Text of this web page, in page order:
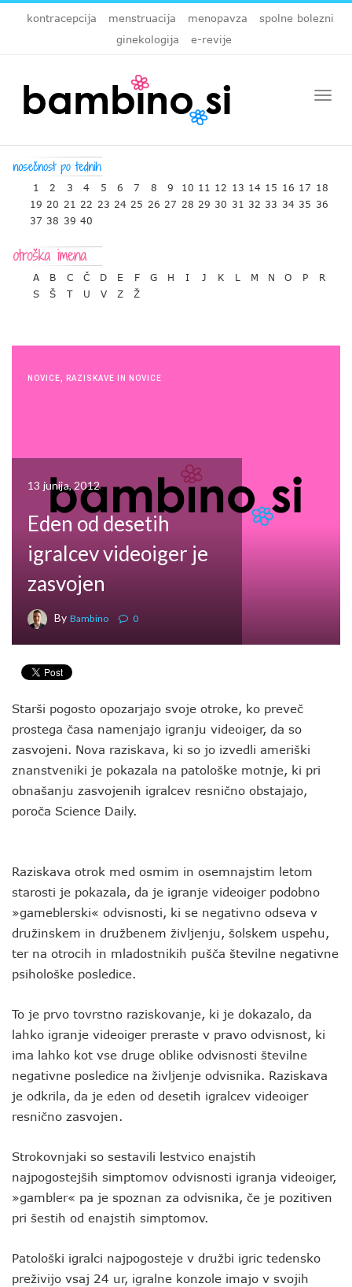
kontracepcija menstruacija menopavza
spolne bolezni
ginekologija
e-revije
1 2 3 4 5 6 7 8 9 10 11 12 13 14 15 16 17 18
19 20 21 22 23 24 25 26 27 28 29 30 31 32 33 34 35 36
37 38 39 40
A B C Č D E F G H I J K L M N O P
R
S
Š T U V Z Ž
NOVICE RAZISKAVE IN NOVICE
13 junija, 2012
Eden od desetih
igralcev videoiger je
zasvojen
By Bambino 0
Starši pogosto opozarjajo svoje otroke, ko preveč
prostega časa namenjajo igranju videoiger, da so
zasvojeni. Nova raziskava, ki so jo izvedli ameriški
znanstveniki je pokazala na patološke motnje, ki pri
obnašanju zasvojenih igralcev resnično obstajajo,
poroča Science Daily.
Raziskava otrok med osmim in osemnajstim letom
starosti je pokazala, da je igranje videoiger podobno
»gameblerski« odvisnosti, ki se negativno odseva v
družinskem in družbenem življenju, šolskem uspehu,
ter na otrocih in mladostnikih pušča številne negativne
psihološke posledice.
To je prvo tovrstno raziskovanje, ki je dokazalo, da
lahko igranje videoiger preraste v pravo odvisnost, ki
ima lahko kot vse druge oblike odvisnosti številne
negativne posledice na življenje odvisnika. Raziskava
je odkrila, da je eden od desetih igralcev videoiger
resnično zasvojen.
Strokovnjaki so sestavili lestvico enajstih
najpogostejših simptomov odvisnosti igranja videoiger,
»gambler« pa je spoznan za odvisnika, če je pozitiven
pri šestih od enajstih simptomov.
Patološki igralci najpogosteje v družbi igric tedensko
preživijo vsaj 24 ur, igralne konzole imajo v svojih